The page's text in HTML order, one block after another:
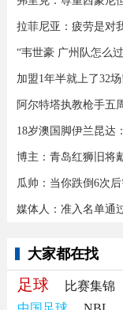
拉菲尼亚：疲劳是对
“韦世豪 广州队怎么
阿尔特塔执教枪手五
博主：青岛红狮旧将
瓜帅：当你跌倒6次
媒体人：准入名单通
大家都在找
足球 比赛集锦